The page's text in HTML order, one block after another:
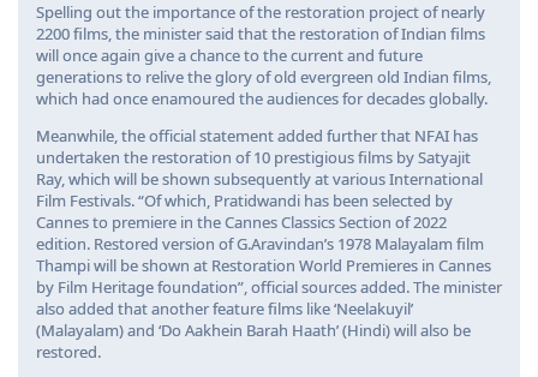
Spelling out the importance of the restoration project of nearly
2200 films, the minister said that the restoration of Indian films
will once again give a chance to the current and future
generations to relive the glory of old evergreen old Indian films,
which had once enamoured the audiences for decades globally.
Meanwhile, the official statement added further that NFAI has
undertaken the restoration of 10 prestigious films by Satyajit
Ray, which will be shown subsequently at various International
Film Festivals. “Of which, Pratidwandi has been selected by
Cannes to premiere in the Cannes Classics Section of 2022
edition. Restored version of G.Aravindan’s 1978 Malayalam film
Thampi will be shown at Restoration World Premieres in Cannes
by Film Heritage foundation”, official sources added. The minister
also added that another feature films like ‘Neelakuyil’
(Malayalam) and ‘Do Aakhein Barah Haath’ (Hindi) will also be
restored.